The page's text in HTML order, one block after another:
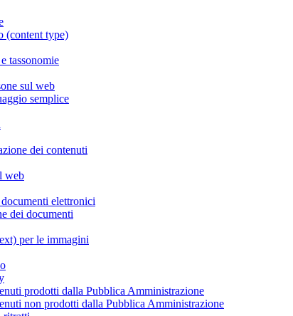
(content type)
tassonomie
sul web
semplice
dei contenuti
web
elettronici
dei documenti
per le immagini
prodotti dalla Pubblica Amministrazione
non prodotti dalla Pubblica Amministrazione